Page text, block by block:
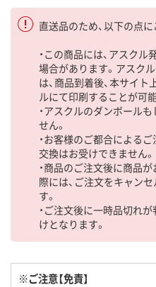
直送品のため、以下の点に
・この商品には、アスク
場合があります。アスク
は、商品到着後、本サイ
ルにて印刷することが可能
・アスクルのダンボール
せん。
・お客様のご都合によるご
交換はお受けできません。
・商品のご注文後に商品
際には、ご注文をキャン
す。
・ご注文後に一時品切れ
けとなります。
※ご注意【免責】